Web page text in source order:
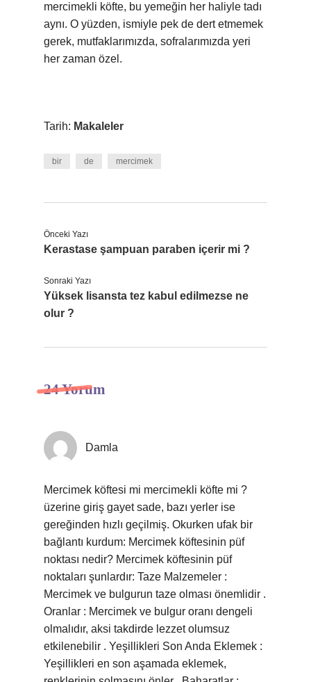
mercimekli köfte, bu yemeğin her haliyle tadı
aynı. O yüzden, ismiyle pek de dert etmemek
gerek, mutfaklarımızda, sofralarımızda yeri
her zaman özel.
Tarih: Makaleler
bir de mercimek
Önceki Yazı
Kerastase şampuan paraben içerir mi ?
Sonraki Yazı
Yüksek lisansta tez kabul edilmezse ne
olur ?
24 Yorum
Damla
Mercimek köftesi mi mercimekli köfte mi ?
üzerine giriş gayet sade, bazı yerler ise
gereğinden hızlı geçilmiş. Okurken ufak bir
bağlantı kurdum: Mercimek köftesinin püf
noktası nedir? Mercimek köftesinin püf
noktaları şunlardır: Taze Malzemeler :
Mercimek ve bulgurun taze olması önemlidir .
Oranlar : Mercimek ve bulgur oranı dengeli
olmalıdır, aksi takdirde lezzet olumsuz
etkilenebilir . Yeşillikleri Son Anda Eklemek :
Yeşillikleri en son aşamada eklemek,